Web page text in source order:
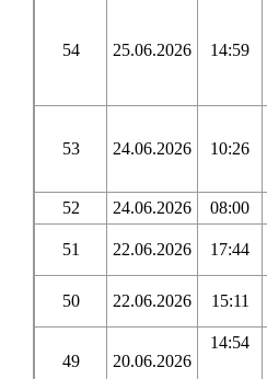
54 25.06.2026 14:59
53 24.06.2026 10:26
52 24.06.2026 08:00
51 22.06.2026 17:44
50 22.06.2026 15:11
49 20.06.2026
14:54